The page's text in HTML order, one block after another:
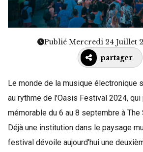
Publié Mercredi 24 Juillet
partager
Le monde de la musique électronique
au rythme de l'Oasis Festival 2024,
mémorable du 6 au 8 septembre à The
Déjà une institution dans le paysage
festival dévoile aujourd'hui une